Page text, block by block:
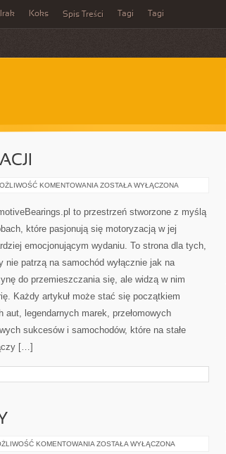
Irak Koks Spis Treści Tagi Tagi
KOMENTOWANIA ZŁOTA
ZOSTAŁA WYŁĄCZONA
to przestrzeń stworzone z myślą
które pasjonują się motoryzacją w jej
emocjonującym wydaniu. To strona dla tych,
nie patrzą na samochód wyłącznie jak na
do przemieszczania się, ale widzą w nim
Każdy artykuł może stać się początkiem
legendarnych marek, przełomowych
sukcesów i samochodów, które na stałe
[…]
KOMENTOWANIA INSPIRACJE
ZOSTAŁA WYŁĄCZONA